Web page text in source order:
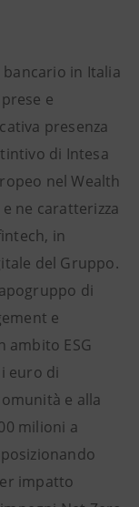
in Italia
e
presenza
di Intesa
nel Wealth
ne caratterizza
in
del Gruppo.
di
e
ambito ESG
euro di
e alla
milioni a
impatto